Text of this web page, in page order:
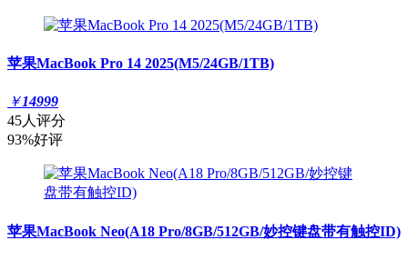
苹果MacBook Pro 14 2025(M5/24GB/1TB)
￥14999
45人评分
93%好评
苹果MacBook Neo(A18 Pro/8GB/512GB/妙控键盘带有触控ID)